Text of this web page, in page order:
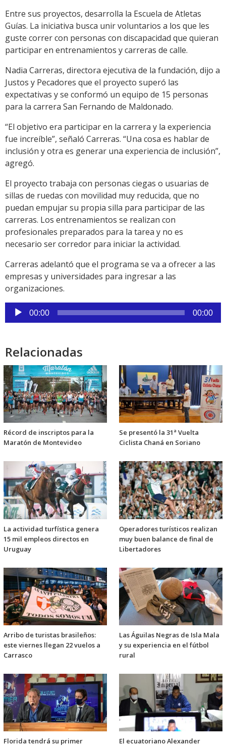
Entre sus proyectos, desarrolla la Escuela de Atletas
Guías. La iniciativa busca unir voluntarios a los que les
guste correr con personas con discapacidad que quieran
participar en entrenamientos y carreras de calle.
Nadia Carreras, directora ejecutiva de la fundación, dijo a
Justos y Pecadores que el proyecto superó las
expectativas y se conformó un equipo de 15 personas
para la carrera San Fernando de Maldonado.
“El objetivo era participar en la carrera y la experiencia
fue increíble”, señaló Carreras. “Una cosa es hablar de
inclusión y otra es generar una experiencia de inclusión”,
agregó.
El proyecto trabaja con personas ciegas o usuarias de
sillas de ruedas con movilidad muy reducida, que no
puedan empujar su propia silla para participar de las
carreras. Los entrenamientos se realizan con
profesionales preparados para la tarea y no es
necesario ser corredor para iniciar la actividad.
Carreras adelantó que el programa se va a ofrecer a las
empresas y universidades para ingresar a las
organizaciones.
Reproductor
de
00:00 00:00
Relacionadas
Récord de inscriptos para la
Maratón de Montevideo
Se presentó la 31ª Vuelta
Ciclista Chaná en Soriano
La actividad turfística genera
15 mil empleos directos en
Uruguay
Operadores turísticos realizan
muy buen balance de final de
Libertadores
Arribo de turistas brasileños:
este viernes llegan 22 vuelos a
Carrasco
Las Águilas Negras de Isla Mala
y su experiencia en el fútbol
rural
Florida tendrá su primer
El ecuatoriano Alexander